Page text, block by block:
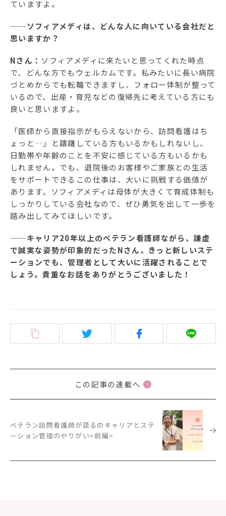
ていますよ。
──ソフィアメディは、どんな人に向いている会社だと
思いますか？
Nさん： ソフィアメディに来たいと思ってくれた時点
で、どんな方でもウェルカムです。私みたいに長い病院
づとめからでも転職できますし、フォロー体制が整って
いるので、出産・育児などの復帰先に考えている方にも
良いと思いますよ。
「医師から直接指示がもらえないから、訪問看護はち
ょっと…」と躊躇している方もいるかもしれないし、
日勤帯や年齢のことを不安に感じている方もいるかも
しれません。でも、退院後のお客様やご家族との生活
をサポートできるこの仕事は、大いに挑戦する価値が
あります。ソフィアメディは母体が大きくて育成体制も
しっかりしている会社なので、ぜひ勇気を出して一歩を
踏み出してみてほしいです。
──キャリア20年以上のベテラン看護師ながら、謙虚
で誠実な姿勢が印象的だったNさん。きっと新しいステ
ーションでも、管理者として大いに活躍されることで
しょう。貴重なお話をありがとうございました！
この記事の連載へ
ベテラン訪問看護師が語るのキャリアとステ
ーション管理のやりがい<前編>